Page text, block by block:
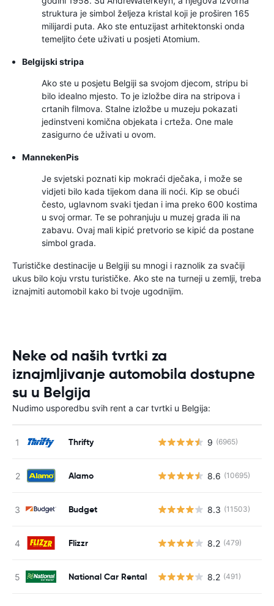
struktura je simbol željeza kristal koji je proširen 165
milijardi puta. Ako ste entuzijast arhitektonski onda
temeljito ćete uživati u posjeti Atomium.
Belgijski stripa
Ako ste u posjetu Belgiji sa svojom djecom, stripu bi
bilo idealno mjesto. To je izložbe dira na stripova i
crtanih filmova. Stalne izložbe u muzeju pokazati
jedinstveni komična objekata i crteža. One male
zasigurno će uživati u ovom.
MannekenPis
Je svjetski poznati kip mokraći dječaka, i može se
vidjeti bilo kada tijekom dana ili noći. Kip se obući
često, uglavnom svaki tjedan i ima preko 600 kostima
u svoj ormar. Te se pohranjuju u muzej grada ili na
zabavu. Ovaj mali kipić pretvorio se kipić da postane
simbol grada.
Turističke destinacije u Belgiji su mnogi i raznolik za svačiji
ukus bilo koju vrstu turističke. Ako ste na turneji u zemlji, treba
iznajmiti automobil kako bi tvoje ugodnijim.
Neke od naših tvrtki za
iznajmljivanje automobila dostupne
su u Belgija
Nudimo usporedbu svih rent a car tvrtki u Belgija:
Thrifty 9 (6965)
Alamo 8.6 (10695)
Budget 8.3 (11503)
Flizzr 8.2 (479)
National Car Rental 8.2 (491)